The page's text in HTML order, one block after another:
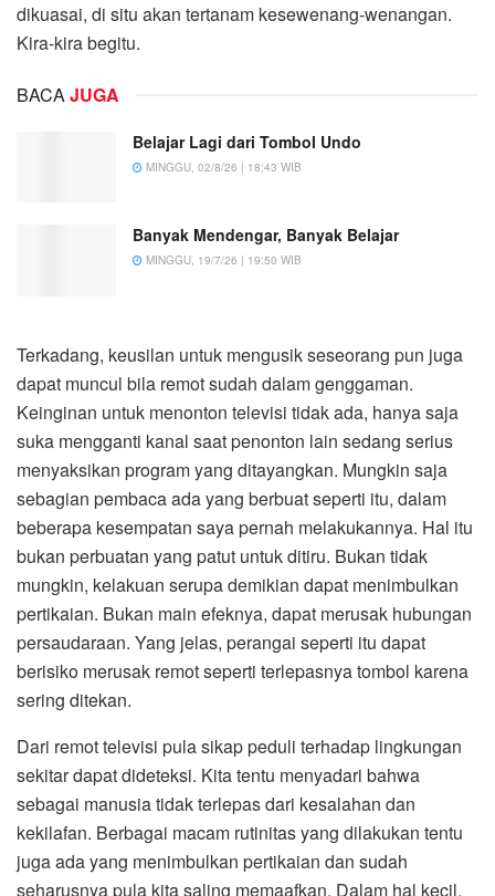
dikuasai, di situ akan tertanam kesewenang-wenangan.
Kira-kira begitu.
BACAJUGA
Belajar Lagi dari Tombol Undo
MINGGU, 02/8/26 | 18:43 WIB
Banyak Mendengar, Banyak Belajar
MINGGU, 19/7/26 | 19:50 WIB
Terkadang, keusilan untuk mengusik seseorang pun juga
dapat muncul bila remot sudah dalam genggaman.
Keinginan untuk menonton televisi tidak ada, hanya saja
suka mengganti kanal saat penonton lain sedang serius
menyaksikan program yang ditayangkan. Mungkin saja
sebagian pembaca ada yang berbuat seperti itu, dalam
beberapa kesempatan saya pernah melakukannya. Hal itu
bukan perbuatan yang patut untuk ditiru. Bukan tidak
mungkin, kelakuan serupa demikian dapat menimbulkan
pertikaian. Bukan main efeknya, dapat merusak hubungan
persaudaraan. Yang jelas, perangai seperti itu dapat
berisiko merusak remot seperti terlepasnya tombol karena
sering ditekan.
Dari remot televisi pula sikap peduli terhadap lingkungan
sekitar dapat dideteksi. Kita tentu menyadari bahwa
sebagai manusia tidak terlepas dari kesalahan dan
kekilafan. Berbagai macam rutinitas yang dilakukan tentu
juga ada yang menimbulkan pertikaian dan sudah
seharusnya pula kita saling memaafkan. Dalam hal kecil,